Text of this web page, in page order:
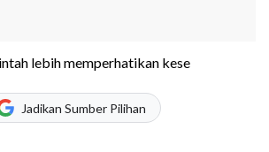
lebih memperhatikan kese
Jadikan Sumber Pilihan